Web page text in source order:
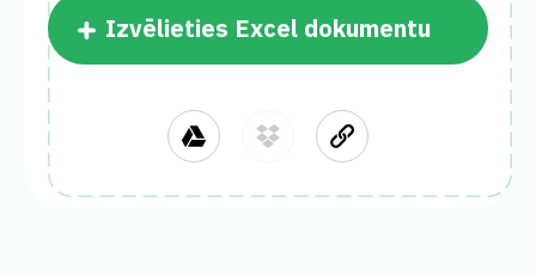
Izvēlieties Excel dokumentu